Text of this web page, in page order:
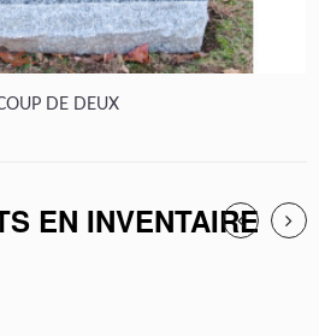
DE DEUX
EN INVENTAIRE